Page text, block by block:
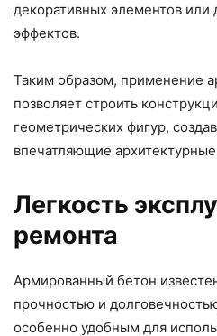
декоративных элементов или
эффектов.
Таким образом, применение
позволяет строить
геометрических фигур,
впечатляющие
Легкость
ремонта
Армированный бетон
прочностью и
особенно удобным для